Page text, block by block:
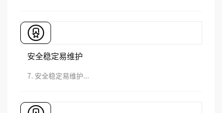
安全稳定易维护
7. 安全稳定易维护...